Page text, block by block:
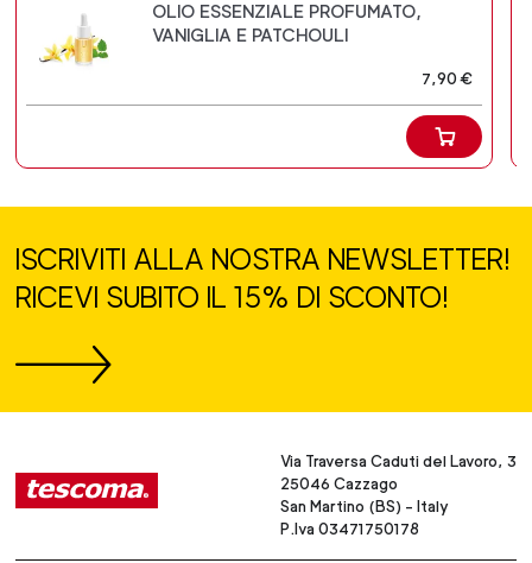
OLIO ESSENZIALE PROFUMATO,
VANIGLIA E PATCHOULI
7,90 €
ISCRIVITI ALLA NOSTRA NEWSLETTER!
RICEVI SUBITO IL 15% DI SCONTO!
Via Traversa Caduti del Lavoro, 3
25046 Cazzago
San Martino (BS) - Italy
P.Iva 03471750178